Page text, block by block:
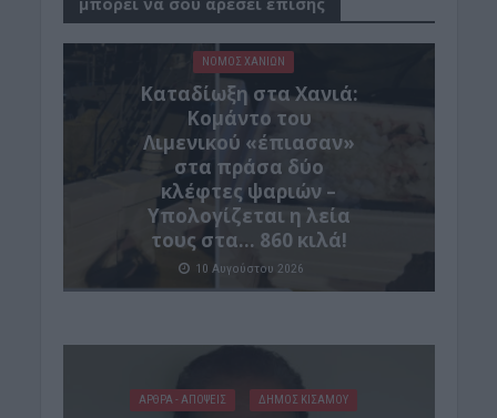
μπορεί να σου αρέσει επίσης
ΝΟΜΌΣ ΧΑΝΊΩΝ
Καταδίωξη στα Χανιά:
Κομάντο του
Λιμενικού «έπιασαν»
στα πράσα δύο
κλέφτες ψαριών –
Υπολογίζεται η λεία
τους στα… 860 κιλά!
10 Αυγούστου 2026
ΑΡΘΡΑ - ΑΠΟΨΕΙΣ ΔΉΜΟΣ ΚΙΣΆΜΟΥ